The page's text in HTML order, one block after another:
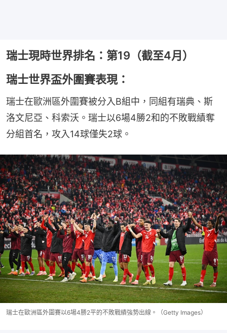
瑞士現時世界排名：第19（截至4月）
瑞士世界盃外圍賽表現：
瑞士在歐洲區外圍賽被分入B組中，同組有瑞典、斯
洛文尼亞、科索沃。瑞士以6場4勝2和的不敗戰績奪
分組首名，攻入14球僅失2球。
瑞士在歐洲區外圍賽以6場4勝2平的不敗戰績強勢出線。（Getty Images）